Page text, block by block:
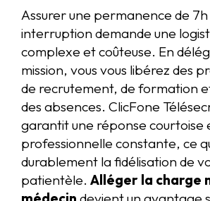
Assurer une permanence de
interruption demande une
complexe et coûteuse. En
mission, vous vous libérez des
de recrutement, de formation
des absences. ClicFone
garantit une réponse courtoise
professionnelle constante, ce
durablement la fidélisation de
patientèle. Alléger la charge